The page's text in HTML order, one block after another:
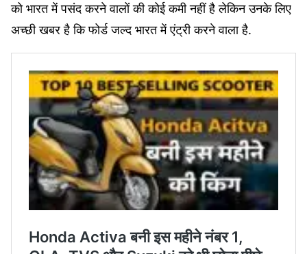
को भारत में पसंद करने वालों की कोई कमी नहीं है लेकिन उनके लिए
अच्छी खबर है कि फोर्ड जल्द भारत में एंट्री करने वाला है.